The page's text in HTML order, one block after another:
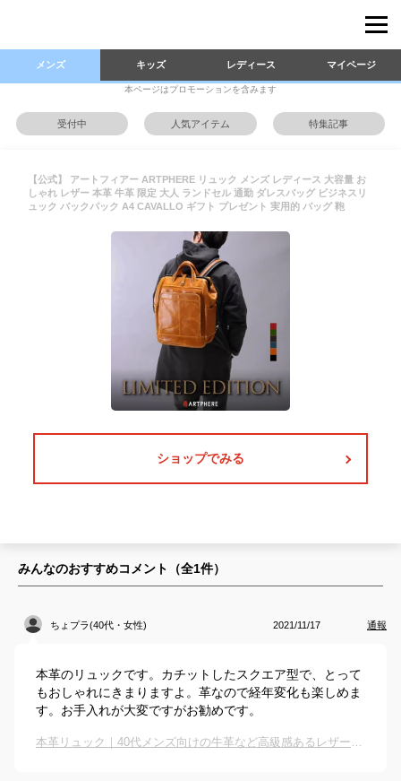
メンズ キッズ レディース マイページ
本ページはプロモーションを含みます
受付中 人気アイテム 特集記事
【公式】 アートフィアー ARTPHERE リュック メンズ レディース 大容量 お
しゃれ レザー 本革 牛革 限定 大人 ランドセル 通勤 ダレスバッグ ビジネスリ
ュック バックパック A4 CAVALLO ギフト プレゼント 実用的 バッグ 鞄
ショップでみる
みんなのおすすめコメント（全1件）
ちょプラ(40代・女性) 2021/11/17 通報
本革のリュックです。カチットしたスクエア型で、とって
もおしゃれにきまりますよ。革なので経年変化も楽しめま
す。お手入れが大変ですがお勧めです。
本革リュック｜40代メンズ向けの牛革など高級感あるレザーバッグのおすすめは？